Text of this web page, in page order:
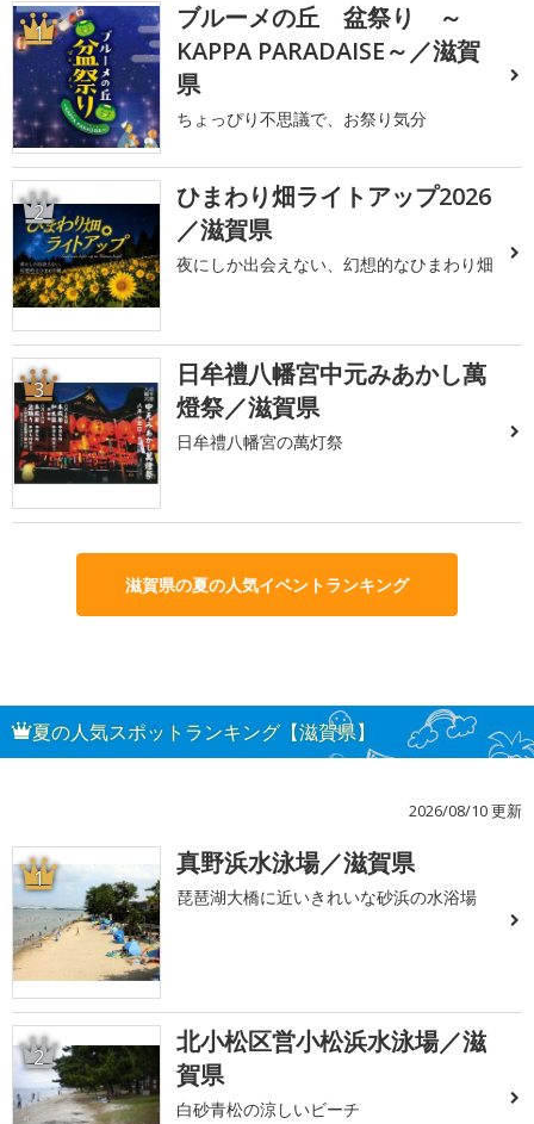
1
ブルーメの丘 盆祭り ～
KAPPA PARADAISE～／滋賀
県
ちょっぴり不思議で、お祭り気分
2
ひまわり畑ライトアップ2026
／滋賀県
夜にしか出会えない、幻想的なひまわり畑
3
日牟禮八幡宮中元みあかし萬
燈祭／滋賀県
日牟禮八幡宮の萬灯祭
滋賀県の夏の人気イベントランキング
夏の人気スポットランキング【滋賀県】
2026/08/10 更新
1 真野浜水泳場／滋賀県
琵琶湖大橋に近いきれいな砂浜の水浴場
2
北小松区営小松浜水泳場／滋
賀県
白砂青松の涼しいビーチ